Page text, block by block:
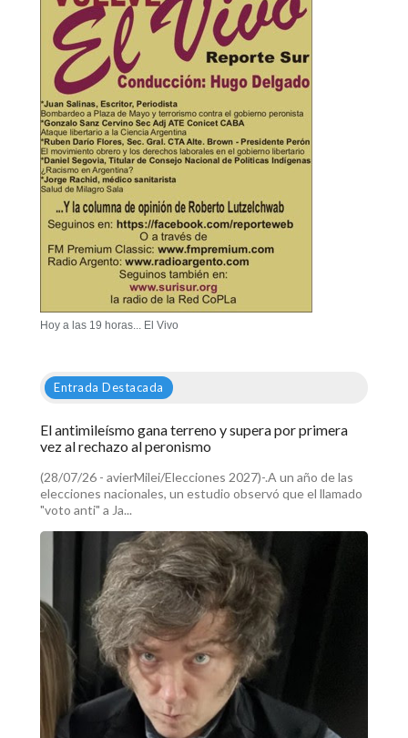
Hoy a las 19 horas... El Vivo
Entrada Destacada
El antimileísmo gana terreno y supera por primera
vez al rechazo al peronismo
(28/07/26 - avierMilei/Elecciones 2027)-.A un año de las
elecciones nacionales, un estudio observó que el llamado
"voto anti" a Ja...